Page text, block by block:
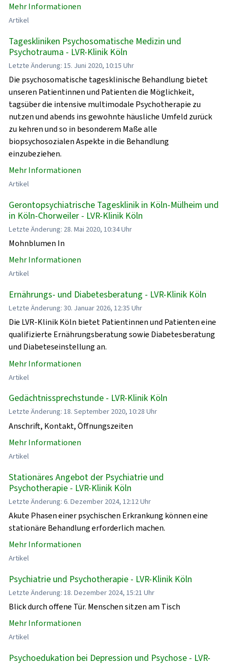
Mehr Informationen
Artikel
Tageskliniken Psychosomatische Medizin und
Psychotrauma - LVR-Klinik Köln
Letzte Änderung: 15. Juni 2020, 10:15 Uhr
Die psychosomatische tagesklinische Behandlung bietet
unseren Patientinnen und Patienten die Möglichkeit,
tagsüber die intensive multimodale Psychotherapie zu
nutzen und abends ins gewohnte häusliche Umfeld zurück
zu kehren und so in besonderem Maße alle
biopsychosozialen Aspekte in die Behandlung
einzubeziehen.
Mehr Informationen
Artikel
Gerontopsychiatrische Tagesklinik in Köln-Mülheim und
in Köln-Chorweiler - LVR-Klinik Köln
Letzte Änderung: 28. Mai 2020, 10:34 Uhr
Mohnblumen In
Mehr Informationen
Artikel
Ernährungs- und Diabetesberatung - LVR-Klinik Köln
Letzte Änderung: 30. Januar 2026, 12:35 Uhr
Die LVR-Klinik Köln bietet Patientinnen und Patienten eine
qualifizierte Ernährungsberatung sowie Diabetesberatung
und Diabeteseinstellung an.
Mehr Informationen
Artikel
Gedächtnissprechstunde - LVR-Klinik Köln
Letzte Änderung: 18. September 2020, 10:28 Uhr
Anschrift, Kontakt, Öffnungszeiten
Mehr Informationen
Artikel
Stationäres Angebot der Psychiatrie und
Psychotherapie - LVR-Klinik Köln
Letzte Änderung: 6. Dezember 2024, 12:12 Uhr
Akute Phasen einer psychischen Erkrankung können eine
stationäre Behandlung erforderlich machen.
Mehr Informationen
Artikel
Psychiatrie und Psychotherapie - LVR-Klinik Köln
Letzte Änderung: 18. Dezember 2024, 15:21 Uhr
Blick durch offene Tür. Menschen sitzen am Tisch
Mehr Informationen
Artikel
Psychoedukation bei Depression und Psychose - LVR-